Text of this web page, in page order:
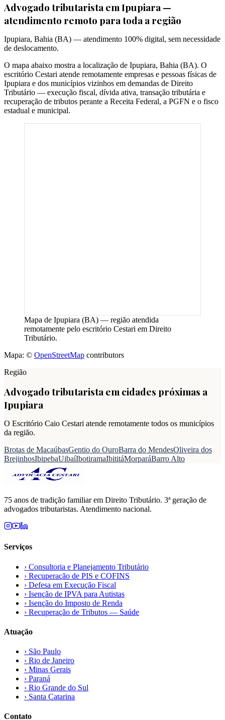
Advogado tributarista emIpupiara —
atendimento remoto para toda a região
Ipupiara, Bahia (BA) — atendimento 100% digital, sem necessidade
de deslocamento.
O mapa abaixo mostra a localização de Ipupiara, Bahia (BA). O
escritório Cestari atende remotamente empresas e pessoas físicas de
Ipupiara e dos municípios vizinhos em demandas de Direito
Tributário — execução fiscal, dívida ativa, transação tributária e
recuperação de tributos perante a Receita Federal, a PGFN e o fisco
estadual e municipal.
Mapa de Ipupiara (BA) — região atendida
remotamente pelo escritório Cestari em Direito
Tributário.
Mapa: © OpenStreetMap contributors
Região
Advogado tributarista em cidades próximas a
Ipupiara
O Escritório Caio Cestari atende remotamente todos os municípios
da região.
Brotas de MacaúbasGentio do OuroBarra do MendesOliveira dos
BrejinhosIbipebaUibaíIbotiramaIbititáMorparáBarro Alto
75 anos de tradição familiar em Direito Tributário. 3ª geração de
advogados tributaristas. Atendimento nacional.
Serviços
› Consultoria e Planejamento Tributário
› Recuperação de PIS e COFINS
› Defesa em Execução Fiscal
› Isenção de IPVA para Autistas
› Isenção do Imposto de Renda
› Recuperação de Tributos — Saúde
Atuação
› São Paulo
› Rio de Janeiro
› Minas Gerais
› Paraná
› Rio Grande do Sul
› Santa Catarina
Contato